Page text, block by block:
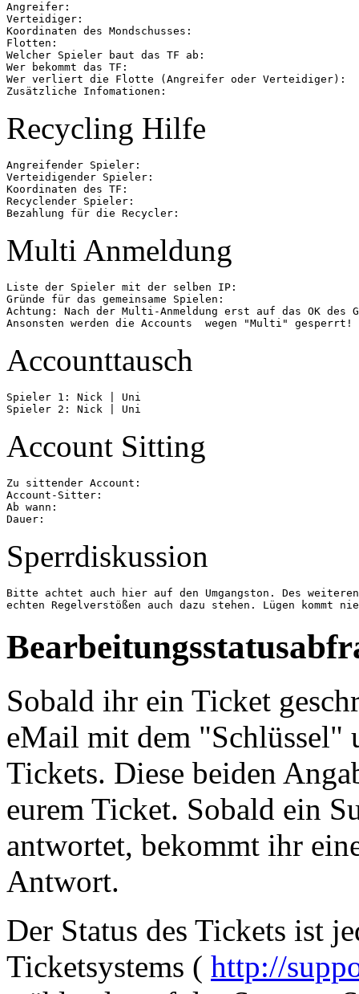
Angreifer:
Verteidiger:
Koordinaten des Mondschusses:
Flotten:
Welcher Spieler baut das TF ab:
Wer bekommt das TF:
Wer verliert die Flotte (Angreifer oder Verteidiger):
Recycling Hilfe
Angreifender Spieler:
Verteidigender Spieler:
Koordinaten des TF:
Recyclender Spieler:
Multi Anmeldung
Liste der Spieler mit der selben IP:
Gründe für das gemeinsame Spielen:
Achtung: Nach der Multi-Anmeldung erst auf das OK des
Accounttausch
Spieler 1: Nick | Uni
Account Sitting
Zu sittender Account:
Account-Sitter:
Ab wann:
Sperrdiskussion
Bitte achtet auch hier auf den Umgangston. Des
Sobald ihr ein Ticket
eMail mit dem "Schlüssel"
Tickets. Diese beiden
eurem Ticket. Sobald ein
antwortet, bekommt ihr
Antwort.
Der Status des Tickets ist
Ticketsystems ( http://